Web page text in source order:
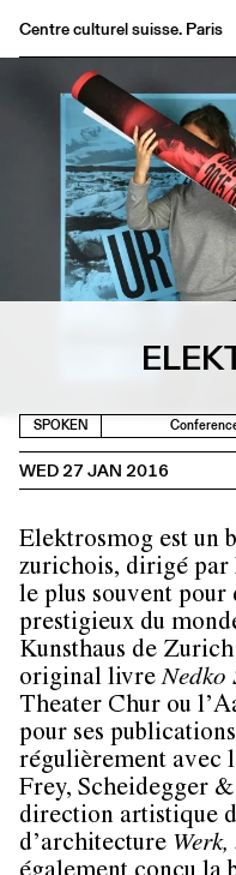
Centre culturel suisse. Paris
Agenda
Bookshop
Buvette
Archives
Medias
Publications
About
SPOKEN
WED 27 JAN 2016
Elektrosmog est un
zurichois, dirigé
le plus souvent pour
prestigieux du
Kunsthaus de
original livreNedko
Theater Chur ou
pour ses
régulièrement avec
Frey, Scheidegger
direction artistique
d’architecture